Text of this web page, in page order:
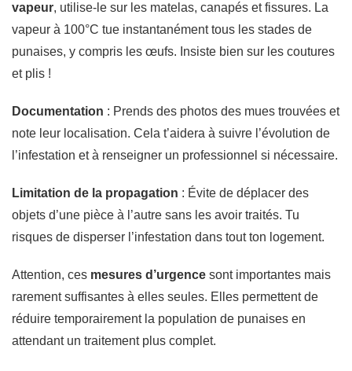
vapeur, utilise-le sur les matelas, canapés et fissures. La
vapeur à 100°C tue instantanément tous les stades de
punaises, y compris les œufs. Insiste bien sur les coutures
et plis !
Documentation : Prends des photos des mues trouvées et
note leur localisation. Cela t’aidera à suivre l’évolution de
l’infestation et à renseigner un professionnel si nécessaire.
Limitation de la propagation : Évite de déplacer des
objets d’une pièce à l’autre sans les avoir traités. Tu
risques de disperser l’infestation dans tout ton logement.
Attention, ces mesures d’urgence sont importantes mais
rarement suffisantes à elles seules. Elles permettent de
réduire temporairement la population de punaises en
attendant un traitement plus complet.